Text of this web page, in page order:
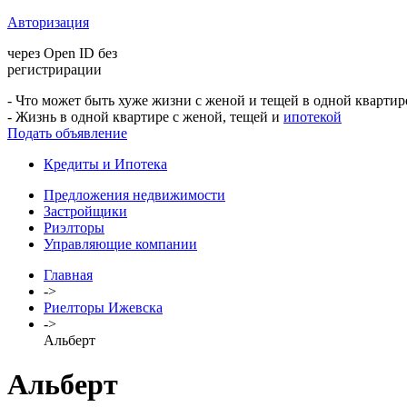
Авторизация
через Open ID без
регистрирации
- Что может быть хуже жизни с женой и тещей в одной
- Жизнь в одной квартире с женой, тещей и ипотекой
Подать объявление
Кредиты и Ипотека
Предложения недвижимости
Застройщики
Риэлторы
Управляющие компании
Главная
->
Риелторы Ижевска
->
Альберт
Альберт